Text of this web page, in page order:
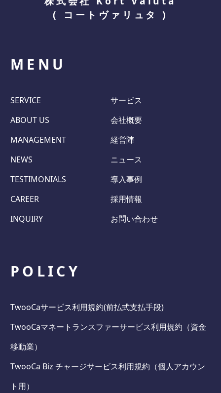
( コートヴァリュタ )
MENU
SERVICE
サービス
ABOUT US
会社概要
MANAGEMENT
経営陣
NEWS
ニュース
TESTIMONIALS
導入事例
CAREER
採用情報
INQUIRY
お問い合わせ
POLICY
TwooCaサービス利用規約(前払式支払手段)
TwooCaマネートランスファーサービス利用規約（資金
移動業）
TwooCa Biz チャージサービス利用規約（個人アカウン
ト用）